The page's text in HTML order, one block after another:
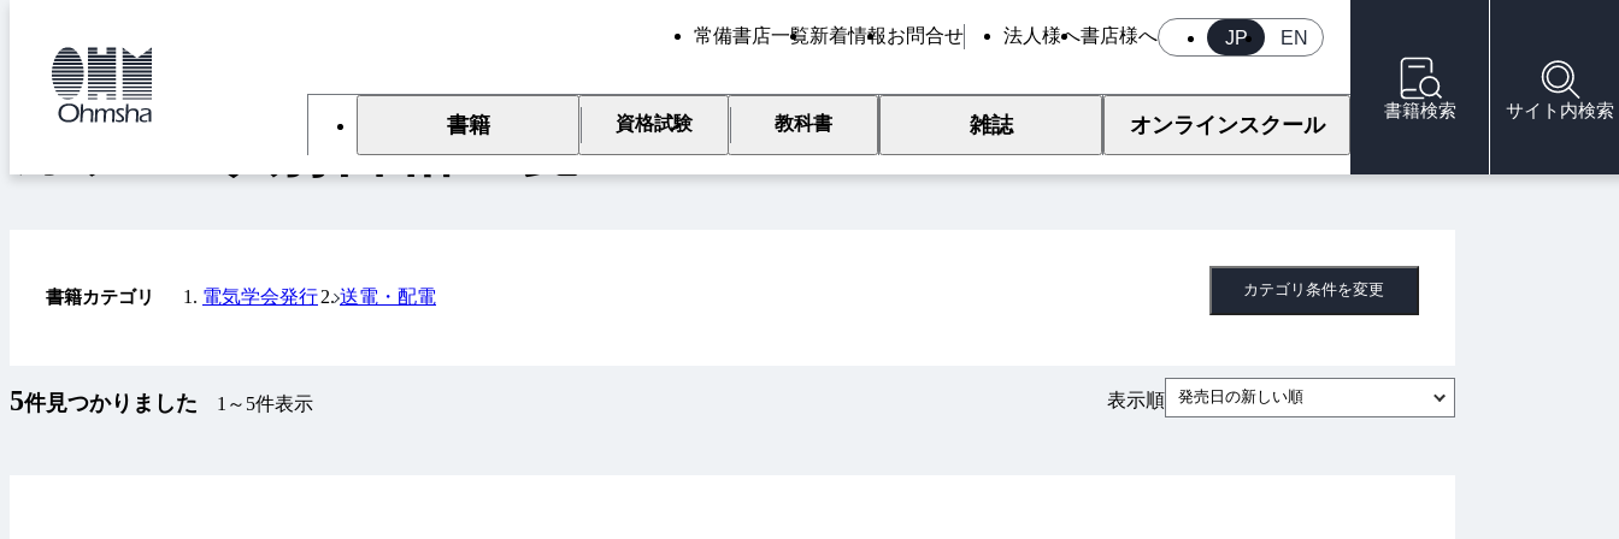
JP EN
常備書店一覧新着情報お問合せ 法人様へ書店様へ
書籍 資格試験 教科書 雑誌 オンラインスクール
書籍検索 サイト内検索
カテゴリ別書籍一覧
書籍カテゴリ 電気学会発行 送電・配電 カテゴリ条件を変更
5件見つかりました 1～5件表示 表示順 発売日の新しい順